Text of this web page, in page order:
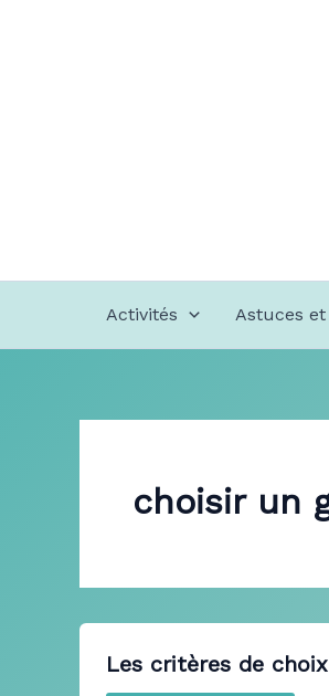
Activités Astuces
choisir un
Les critères de